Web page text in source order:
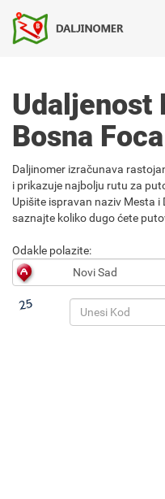
Udaljenost
Bosna
Daljinomer izračunava
i prikazuje najbolju rutu za
Upišite ispravan naziv Mesta
saznajte koliko dugo ćete
Odakle polazite: